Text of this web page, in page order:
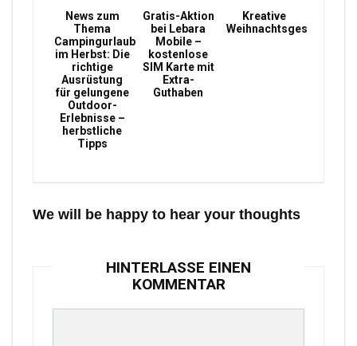
News zum
Thema
Campingurlaub
im Herbst: Die
richtige
Ausrüstung
für gelungene
Outdoor-
Erlebnisse –
herbstliche
Tipps
Gratis-Aktion
bei Lebara
Mobile –
kostenlose
SIM Karte mit
Extra-
Guthaben
Kreative
Weihnachtsgeschenke
We will be happy to hear your thoughts
HINTERLASSE EINEN
KOMMENTAR